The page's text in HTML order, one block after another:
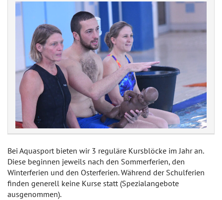
Bei Aquasport bieten wir 3 reguläre Kursblöcke im Jahr an.
Diese beginnen jeweils nach den Sommerferien, den
Winterferien und den Osterferien. Während der Schulferien
finden generell keine Kurse statt (Spezialangebote
ausgenommen).